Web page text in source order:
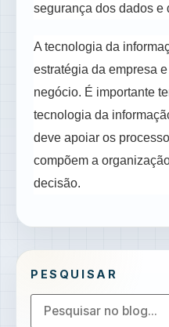
segurança dos dados e
A tecnologia da
estratégia da empresa
negócio. É importante
tecnologia da
deve apoiar os
compõem a
decisão.
PESQUISAR